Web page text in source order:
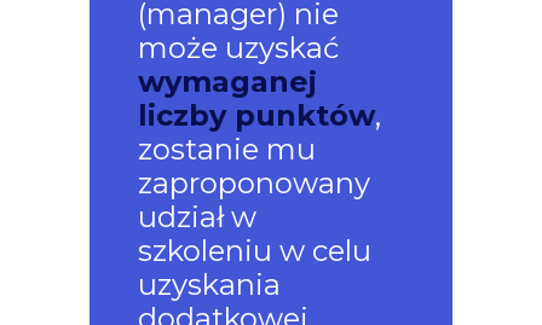
(manager) nie
może uzyskać
wymaganej
liczby punktów,
zostanie mu
zaproponowany
udział w
szkoleniu w celu
uzyskania